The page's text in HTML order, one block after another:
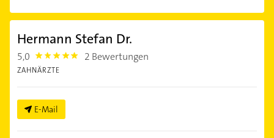
Hermann Stefan Dr.
5,0 5.0 2 Bewertungen
ZAHNÄRZTE
E-Mail